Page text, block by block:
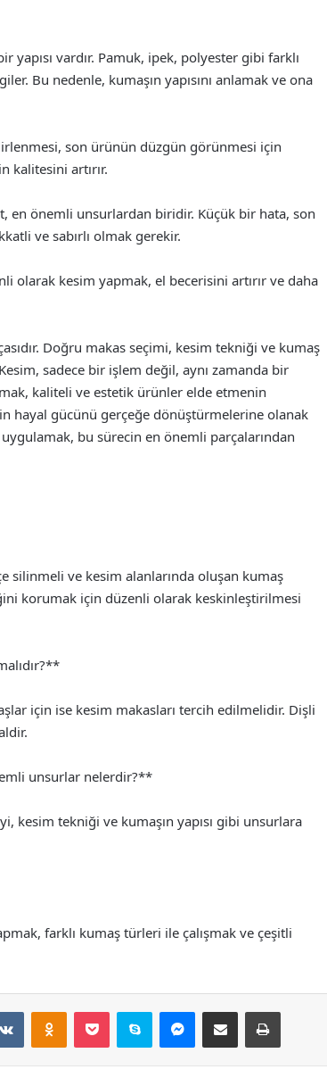
yapısı vardır. Pamuk, ipek, polyester gibi farklı
Bu nedenle, kumaşın yapısını anlamak ve ona
son ürünün düzgün görünmesi için
kalitesini artırır.
en önemli unsurlardan biridir. Küçük bir hata, son
ve sabırlı olmak gerekir.
olarak kesim yapmak, el becerisini artırır ve daha
Doğru makas seçimi, kesim tekniği ve kumaş
sadece bir işlem değil, aynı zamanda bir
kaliteli ve estetik ürünler elde etmenin
hayal gücünü gerçeğe dönüştürmelerine olanak
bu sürecin en önemli parçalarından
silinmeli ve kesim alanlarında oluşan kumaş
korumak için düzenli olarak keskinleştirilmesi
için ise kesim makasları tercih edilmelidir. Dişli
unsurlar nelerdir?**
kesim tekniği ve kumaşın yapısı gibi unsurlara
farklı kumaş türleri ile çalışmak ve çeşitli
VKontakteOdnoklassniki
Pocket Skype Messenger
E-Posta ile paylaş Yazdır